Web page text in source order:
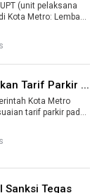
(unit pelaksana
Kota Metro: Lembaga
Tarif Parkir ...
Kota Metro
tarif parkir pada
Sanksi Tegas